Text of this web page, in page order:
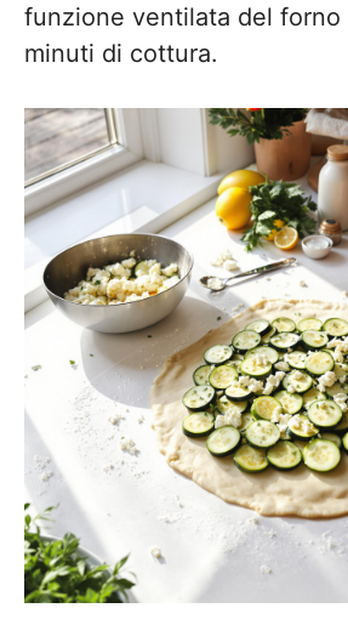
funzione ventilata del
minuti di cottura.